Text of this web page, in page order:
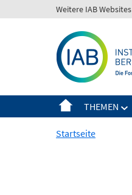
zum
Weitere IAB Websites
THEMEN
Startseite